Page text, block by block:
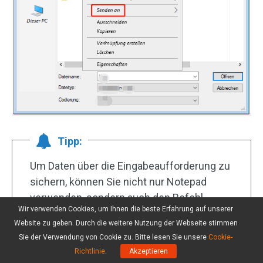
Tipp:
Um Daten über die Eingabeaufforderung zu
sichern, können Sie nicht nur Notepad
verwenden, sondern auch den Befehl
Xcopyausführen. Allerdings ist dies etwas
kompliziert, deshalb werden wir hier nicht
darüber diskutieren.
Wir verwenden Cookies, um Ihnen die beste Erfahrung auf unserer
Website zu geben. Durch die weitere Nutzung der Webseite stimmen
Sie der Verwendung von Cookie zu. Bitte lesen Sie unsere Cookie-
Richtlinie. Akzeptieren